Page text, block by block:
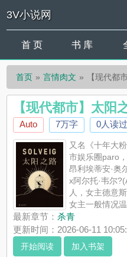
3V小说网
首 页 书 库
首页 言情肉文 【现代都
【现代都市】太阳
Auto 7万字 0人读过
又名《十年大
市娱乐圈paro
昂利埃蒂安·奥
x阿尔托·韦尔
人，女主德意
女主一般情况
和mean，不怎么清醒，双C，
嘴，女主前期暗恋中期试图抽
《【现代都市】太阳之路》是
网实时更新【现代都市】太阳
最新章节：杀青
更新时间：2026-06-11
开始阅读 加入书架